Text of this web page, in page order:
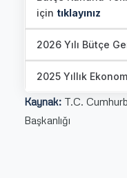
için tıklayınız
2026 Yılı Bütçe
2025 Yıllık
Kaynak: T.C.
Başkanlığı